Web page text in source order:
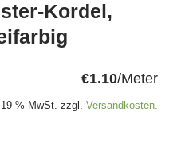
Kordel,
€1.10/Meter
% MwSt. zzgl. Versandkosten.